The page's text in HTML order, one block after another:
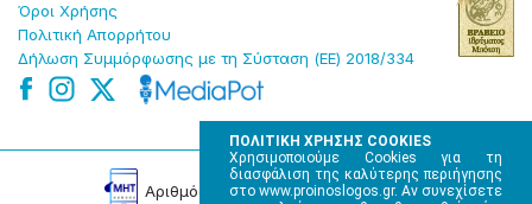
ΠΟΛΙΤΙΚΗ ΧΡΗΣΗΣ COOKIES
Χρησιμοποιούμε Cookies για τη
διασφάλιση της καλύτερης περιήγησης
στο www.proinoslogos.gr. Αν συνεχίσετε
Όροɩ Χρήσης
Πολɩτɩκή Απορρήτου
Δήλωση Συμμόρφωσης με τη Σύσταση (ΕΕ) 2018/334
Αρɩθμός Πɩστοποίησης Μ.Η.Τ. 220242